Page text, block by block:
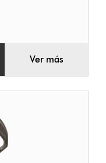
Ver más